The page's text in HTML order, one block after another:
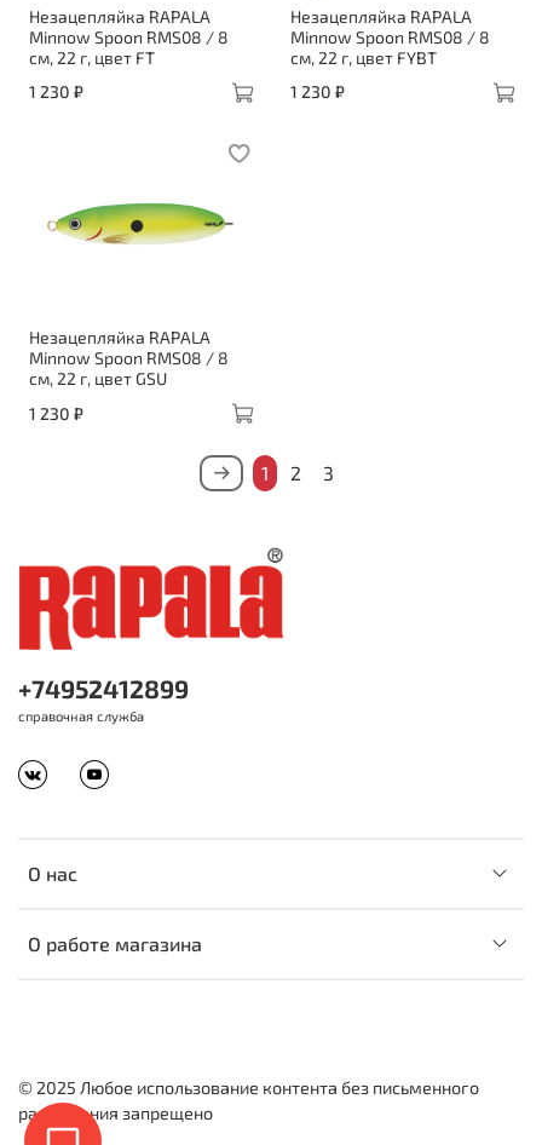
Незацепляйка RAPALA
Minnow Spoon RMS08 / 8
см, 22 г, цвет FT
1 230 ₽
Незацепляйка RAPALA
Minnow Spoon RMS08 / 8
см, 22 г, цвет FYBT
1 230 ₽
Незацепляйка RAPALA
Minnow Spoon RMS08 / 8
см, 22 г, цвет GSU
1 230 ₽
1 2 3
О нас
О работе магазина
+74952412899
справочная служба
© 2025 Любое использование контента без письменного
разрешения запрещено